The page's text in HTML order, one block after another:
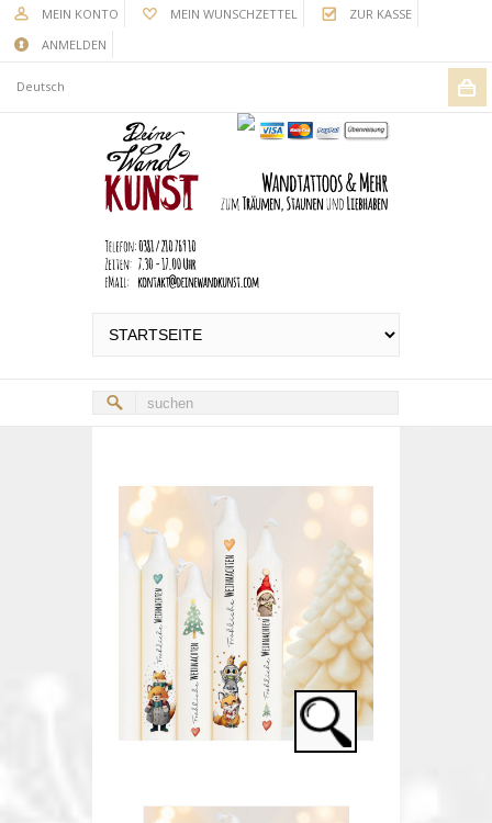
MEIN KONTO MEIN WUNSCHZETTEL
ZUR KASSE
ANMELDEN
Deutsch